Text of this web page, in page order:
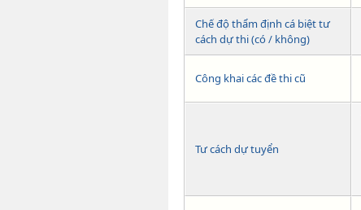
Chế độ thẩm định cá biệt tư
cách dự thi (có / không)
Công khai các đề thi cũ
Tư cách dự tuyển